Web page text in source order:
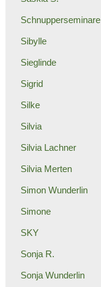
Schnupperseminare
Sibylle
Sieglinde
Sigrid
Silke
Silvia
Silvia Lachner
Silvia Merten
Simon Wunderlin
Simone
SKY
Sonja R.
Sonja Wunderlin